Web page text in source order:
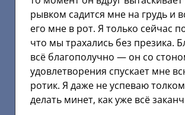
рывком садится мне на грудь и
его мне в рот. Я только сейчас
что мы трахались без презика.
всё благополучно — он со
удовлетворения спускает мне
ротик. Я даже не успеваю
делать минет, как уже всё